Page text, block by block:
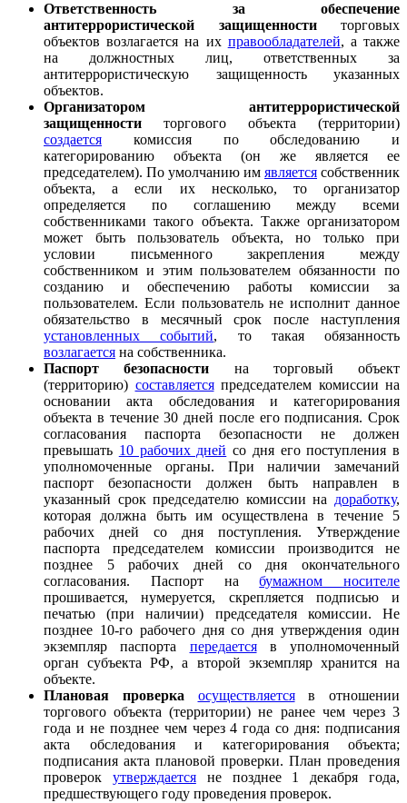
Ответственность за обеспечение
антитеррористической защищенноститорговых
объектов возлагается на их правообладателей, а также
на должностных лиц, ответственных за
антитеррористическую защищенность указанных
объектов.
Организатором антитеррористической
защищенности торгового объекта (территории)
создается комиссия по обследованию и
категорированию объекта (он же является ее
председателем). По умолчанию им является собственник
объекта, а если их несколько, то организатор
определяется по соглашению между всеми
собственниками такого объекта. Также организатором
может быть пользователь объекта, но только при
условии письменного закрепления между
собственником и этим пользователем обязанности по
созданию и обеспечению работы комиссии за
пользователем. Если пользователь не исполнит данное
обязательство в месячный срок после наступления
установленных событий, то такая обязанность
возлагается на собственника.
Паспорт безопасности на торговый объект
(территорию) составляетсяпредседателем комиссии на
основании акта обследования и категорирования
объекта в течение 30 дней после его подписания. Срок
согласования паспорта безопасности не должен
превышать 10 рабочих дней со дня его поступления в
уполномоченные органы. При наличии замечаний
паспорт безопасности должен быть направлен в
указанный срок председателю комиссии на доработку,
которая должна быть им осуществлена в течение 5
рабочих дней со дня поступления. Утверждение
паспорта председателем комиссии производится не
позднее 5 рабочих дней со дня окончательного
согласования. Паспорт набумажном носителе
прошивается, нумеруется, скрепляется подписью и
печатью (при наличии) председателя комиссии. Не
позднее 10-го рабочего дня со дня утверждения один
экземпляр паспорта передаетсяв уполномоченный
орган субъекта РФ, а второй экземпляр хранится на
объекте.
Плановая проверка
осуществляетсяв отношении
торгового объекта (территории) не ранее чем через 3
года и не позднее чем через 4 года со дня: подписания
акта обследования и категорирования объекта;
подписания акта плановой проверки. План проведения
проверок утверждаетсяне позднее 1 декабря года,
предшествующего году проведения проверок.